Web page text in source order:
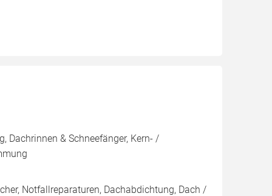
Dachrinnen & Schneefänger, Kern- /
Notfallreparaturen, Dachabdichtung, Dach /